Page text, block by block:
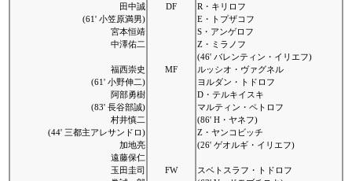
田中誠
(61' 小笠原満男)
宮本恒靖
中澤佑二
福西崇史
(61' 小野伸二)
阿部勇樹
(83' 長谷部誠)
村井慎二
(44' 三都主アレサンドロ)
加地亮
遠藤保仁
玉田圭司
DF
MF
FW
R・キリロフ
E・トプザコフ
S・アンゲロフ
Z・ミラノフ
(46' バレンティン・イリエフ)
ルッシオ・ヴァグネル
ヨルダン・トドロフ
D・テルキイスキ
マルティン・ペトロフ
(86' H・ヤネフ)
Z・ヤンコビッチ
(26' ゲオルギ・イリエフ)
スベトスラフ・トドロフ